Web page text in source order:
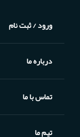
ورود / ثبت نام
درباره ما
تماس با ما
تیم ما